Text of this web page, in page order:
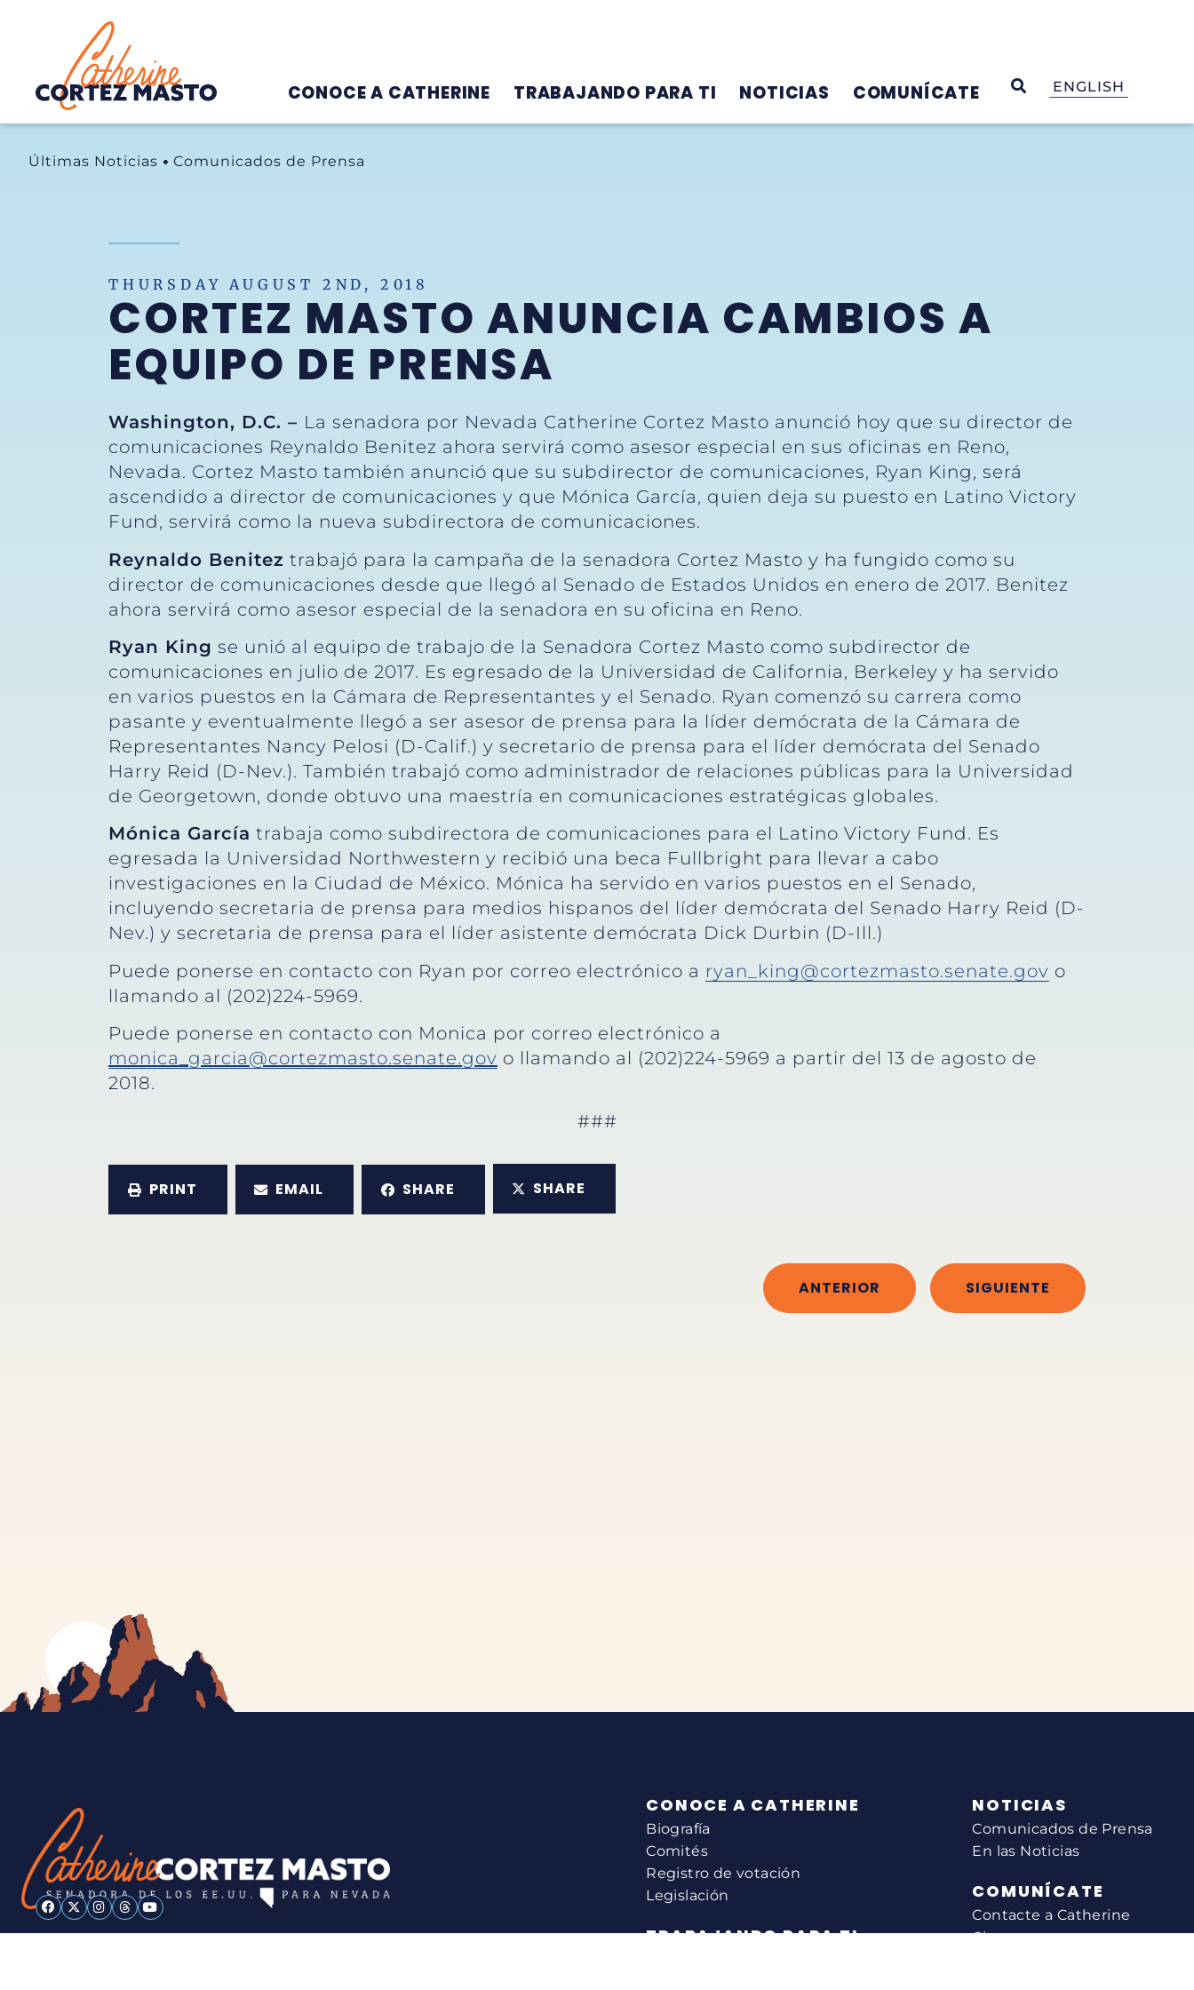
Home
CONOCE A CATHERINE TRABAJANDO PARA TI NOTICIAS COMUNÍCATE OPEN SEARCH
ENGLISH
Últimas Noticias Comunicados de Prensa
THURSDAY AUGUST 2ND, 2018
CORTEZ MASTO ANUNCIA CAMBIOS A
EQUIPO DE PRENSA
Washington, D.C. – La senadora por Nevada Catherine Cortez Masto anunció hoy que su director de
comunicaciones Reynaldo Benitez ahora servirá como asesor especial en sus oficinas en Reno,
Nevada. Cortez Masto también anunció que su subdirector de comunicaciones, Ryan King, será
ascendido a director de comunicaciones y que Mónica García, quien deja su puesto en Latino Victory
Fund, servirá como la nueva subdirectora de comunicaciones.
Reynaldo Benitez trabajó para la campaña de la senadora Cortez Masto y ha fungido como su
director de comunicaciones desde que llegó al Senado de Estados Unidos en enero de 2017. Benitez
ahora servirá como asesor especial de la senadora en su oficina en Reno.
Ryan King se unió al equipo de trabajo de la Senadora Cortez Masto como subdirector de
comunicaciones en julio de 2017. Es egresado de la Universidad de California, Berkeley y ha servido
en varios puestos en la Cámara de Representantes y el Senado. Ryan comenzó su carrera como
pasante y eventualmente llegó a ser asesor de prensa para la líder demócrata de la Cámara de
Representantes Nancy Pelosi (D-Calif.) y secretario de prensa para el líder demócrata del Senado
Harry Reid (D-Nev.). También trabajó como administrador de relaciones públicas para la Universidad
de Georgetown, donde obtuvo una maestría en comunicaciones estratégicas globales.
Mónica García trabaja como subdirectora de comunicaciones para el Latino Victory Fund. Es
egresada la Universidad Northwestern y recibió una beca Fullbright para llevar a cabo
investigaciones en la Ciudad de México. Mónica ha servido en varios puestos en el Senado,
incluyendo secretaria de prensa para medios hispanos del líder demócrata del Senado Harry Reid (D-
Nev.) y secretaria de prensa para el líder asistente demócrata Dick Durbin (D-Ill.)
Puede ponerse en contacto con Ryan por correo electrónico a ryan_king@cortezmasto.senate.gov o
llamando al (202)224-5969.
Puede ponerse en contacto con Monica por correo electrónico a
monica_garcia@cortezmasto.senate.gov o llamando al (202)224-5969 a partir del 13 de agosto de
2018.
###
PRINT EMAIL SHARE SHARE
ANTERIOR SIGUIENTE
CONOCE A CATHERINE
Biografía
Comités
Registro de votación
Legislación
TRABAJANDO PARA TI
NOTICIAS
Comunicados de Prensa
En las Noticias
COMUNÍCATE
Contacte a Catherine
Citas